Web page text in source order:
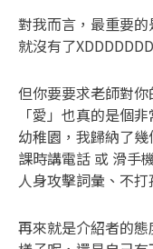
對我而言，最重要的
就沒有了XDDDDDDD
但你要要求老師對
「愛」也真的是個
幼稚園，我歸納了
課時講電話 或 滑手
人身攻擊詞彙、不
再來就是介紹者的